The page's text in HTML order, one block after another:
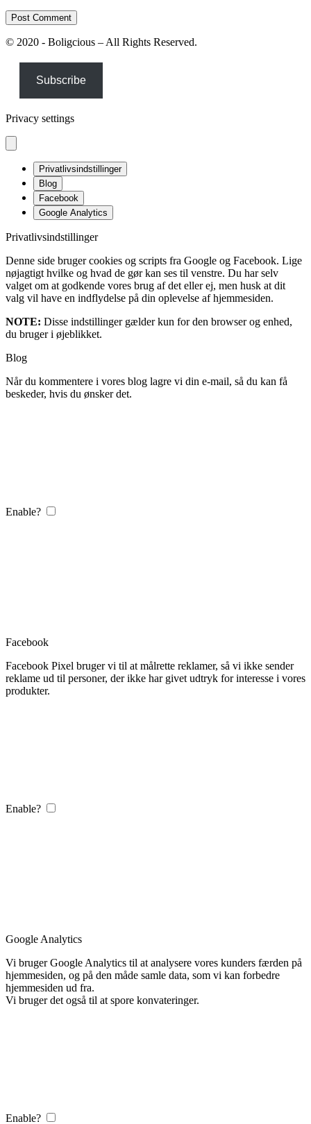
© 2020 - Boligcious – All Rights Reserved.
Subscribe
Privacy settings
Privatlivsindstillinger
Blog
Facebook
Google Analytics
Privatlivsindstillinger
Denne side bruger cookies og scripts fra Google og Facebook. Lige
nøjagtigt hvilke og hvad de gør kan ses til venstre. Du har selv
valget om at godkende vores brug af det eller ej, men husk at dit
valg vil have en indflydelse på din oplevelse af hjemmesiden.
NOTE: Disse indstillinger gælder kun for den browser og enhed,
du bruger i øjeblikket.
Blog
Når du kommentere i vores blog lagre vi din e-mail, så du kan få
beskeder, hvis du ønsker det.
Enable?
Facebook
Facebook Pixel bruger vi til at målrette reklamer, så vi ikke sender
reklame ud til personer, der ikke har givet udtryk for interesse i vores
produkter.
Enable?
Google Analytics
Vi bruger Google Analytics til at analysere vores kunders færden på
hjemmesiden, og på den måde samle data, som vi kan forbedre
hjemmesiden ud fra.
Vi bruger det også til at spore konvateringer.
Enable?